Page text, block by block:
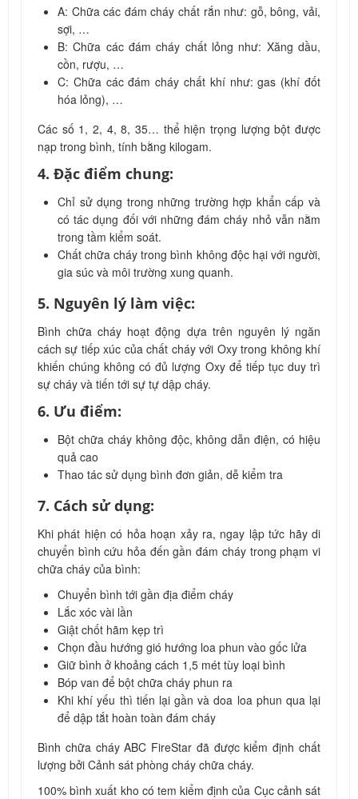
A: Chữa các đám cháy chất rắn như: gỗ, bông, vải,
sợi, …
B: Chữa các đám cháy chất lỏng như: Xăng dầu,
cồn, rượu, …
C: Chữa các đám cháy chất khí như: gas (khí đốt
hóa lỏng), …
Các số 1, 2, 4, 8, 35… thể hiện trọng lượng bột được
nạp trong bình, tính bằng kilogam.
4. Đặc điểm chung:
Chỉ sử dụng trong những trường hợp khẩn cấp và
có tác dụng đối với những đám cháy nhỏ vẫn nằm
trong tầm kiểm soát.
Chất chữa cháy trong bình không độc hại với người,
gia súc và môi trường xung quanh.
5. Nguyên lý làm việc:
Bình chữa cháy hoạt động dựa trên nguyên lý ngăn
cách sự tiếp xúc của chất cháy với Oxy trong không khí
khiến chúng không có đủ lượng Oxy để tiếp tục duy trì
sự cháy và tiến tới sự tự dập cháy.
6. Ưu điểm:
Bột chữa cháy không độc, không dẫn điện, có hiệu
quả cao
Thao tác sử dụng bình đơn giản, dễ kiểm tra
7. Cách sử dụng:
Khi phát hiện có hỏa hoạn xảy ra, ngay lập tức hãy di
chuyển bình cứu hỏa đến gần đám cháy trong phạm vi
chữa cháy của bình:
Chuyển bình tới gần địa điểm cháy
Lắc xóc vài lần
Giật chốt hãm kẹp trì
Chọn đầu hướng gió hướng loa phun vào gốc lửa
Giữ bình ở khoảng cách 1,5 mét tùy loại bình
Bóp van để bột chữa cháy phun ra
Khi khí yếu thì tiến lại gần và doa loa phun qua lại
để dập tắt hoàn toàn đám cháy
Bình chữa cháy ABC FireStar đã được kiểm định chất
lượng bởi Cảnh sát phòng cháy chữa cháy.
100% bình xuất kho có tem kiểm định của Cục cảnh sát